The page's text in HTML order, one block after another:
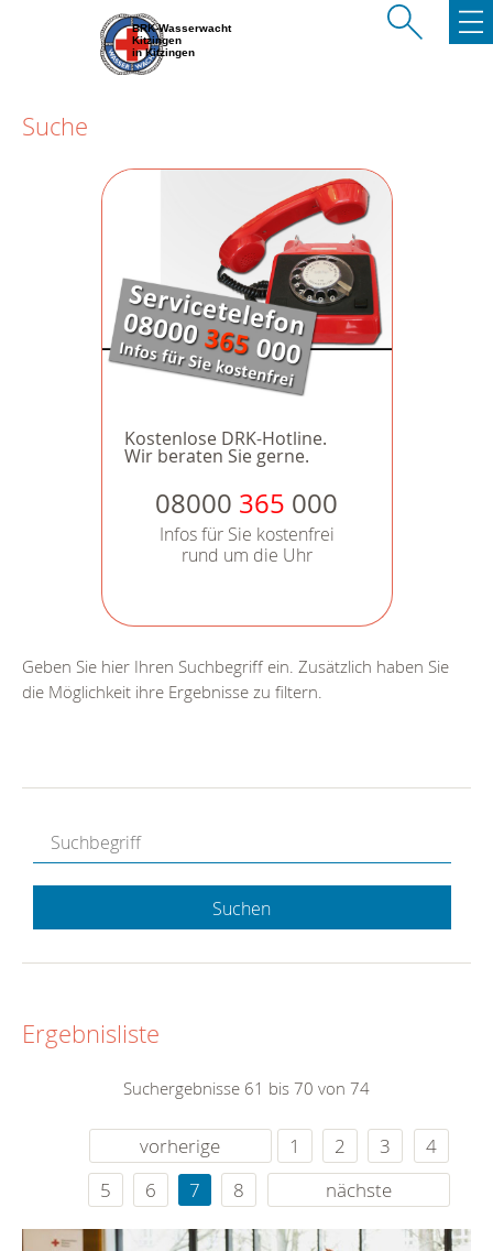
BRK-Wasserwacht
Kitzingen
in Kitzingen
Suche
Kostenlose DRK-Hotline.
Wir beraten Sie gerne.
08000 365 000
Infos für Sie kostenfrei
rund um die Uhr
Geben Sie hier Ihren Suchbegriff ein. Zusätzlich haben Sie
die Möglichkeit ihre Ergebnisse zu filtern.
Suchen
Ergebnisliste
Suchergebnisse 61 bis 70 von 74
vorherige 1 2 3
4
5
6 7 8 nächste